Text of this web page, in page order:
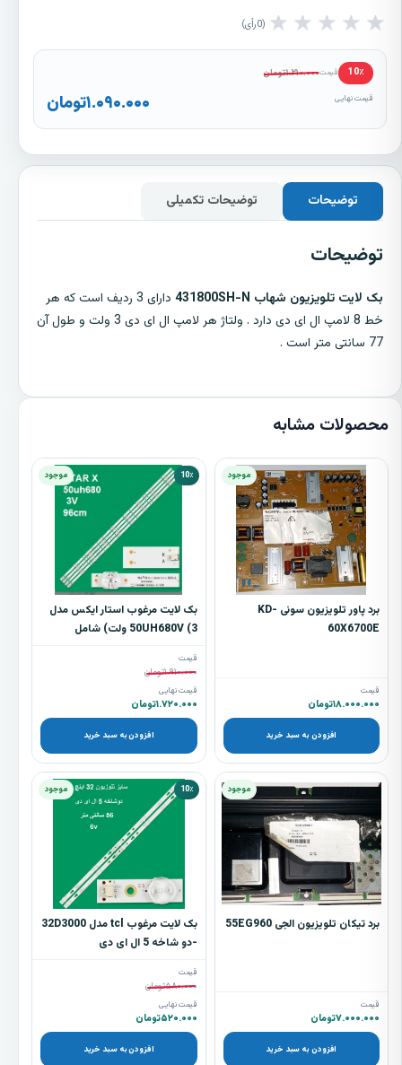
★ ★ ★ ★ ★
0رأی
10٪ قیمت۱.۲۱۰.۰۰۰تومان
قیمت نهایی ۱.۰۹۰.۰۰۰تومان
توضیحات توضیحات تکمیلی
توضیحات
بک لایت تلویزیون شهاب 431800SH-N
دارای 3 ردیف است که هر
خط 8 لامپ ال ای دی دارد . ولتاژ هر لامپ ال ای دی 3 ولت و طول آن
77 سانتی متر است .
محصولات مشابه
موجود
برد پاور تلویزیون سونی KD-
60X6700E
قیمت
۱۸.۰۰۰.۰۰۰تومان
افزودن به سبد خرید
10٪ موجود
بک لایت مرغوب استار ایکس مدل
50UH680V (3 ولت) شامل
قیمت
۱.۹۱۰.۰۰۰تومان
قیمت نهایی
۱.۷۲۰.۰۰۰تومان
افزودن به سبد خرید
موجود
برد تیکان تلویزیون الجی 55EG960
قیمت
۷.۰۰۰.۰۰۰تومان
افزودن به سبد خرید
10٪ موجود
بک لایت مرغوب tcl مدل 32D3000
-دو شاخه 5 ال ای دی
قیمت
۵۸۰.۰۰۰تومان
قیمت نهایی
۵۲۰.۰۰۰تومان
افزودن به سبد خرید